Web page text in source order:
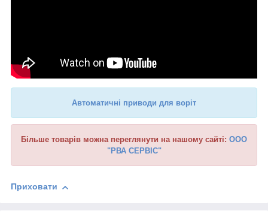
Автоматичні приводи для воріт
Більше товарів можна переглянути на нашому сайті: ООО
"РВА СЕРВІС"
Приховати